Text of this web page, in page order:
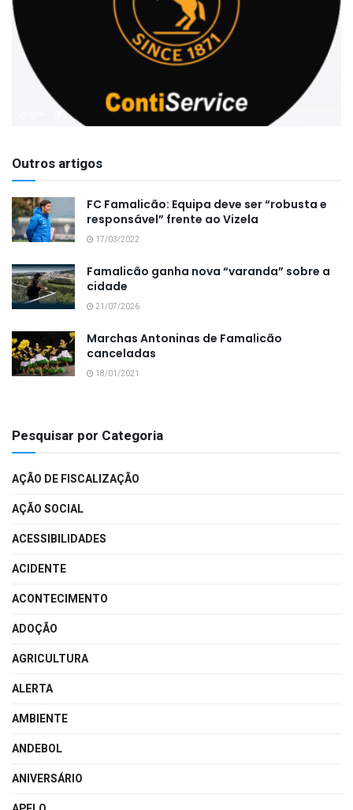
Outros artigos
FC Famalicão: Equipa deve ser “robusta e
responsável” frente ao Vizela
17/03/2022
Famalicão ganha nova “varanda” sobre a
cidade
21/07/2026
Marchas Antoninas de Famalicão
canceladas
18/01/2021
Pesquisar por Categoria
AÇÃO DE FISCALIZAÇÃO
AÇÃO SOCIAL
ACESSIBILIDADES
ACIDENTE
ACONTECIMENTO
ADOÇÃO
AGRICULTURA
ALERTA
AMBIENTE
ANDEBOL
ANIVERSÁRIO